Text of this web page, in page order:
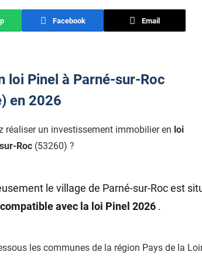
Facebook Email
loi Pinel à Parné-sur-Roc
en 2026
réaliser un investissement immobilier en loi
Roc (53260) ?
le village de Parné-sur-Roc est
avec la loi Pinel 2026 .
les communes de la région Pays de la